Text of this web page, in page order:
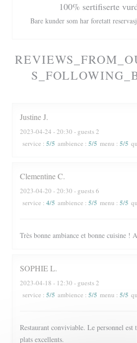
JustineJ
2023-04-24 - 20:30 - guests 2
service : 5/5 ambience : 5/5 menu : 5/5
ClementineC
2023-04-20 - 20:30 - guests 6
service : 4/5 ambience : 5/5 menu : 5/5
Très bonne ambiance et bonne cuisine !
SOPHIEL
2023-04-18 - 12:30 - guests 2
service : 5/5 ambience : 5/5 menu : 5/5
Restaurant conviviable. Le personnel est
plats excellents.
100% sertifiserte
Bare kunder som har foretatt